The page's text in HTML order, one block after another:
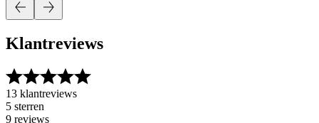
Klantreviews
13 klantreviews
5 sterren
9 reviews